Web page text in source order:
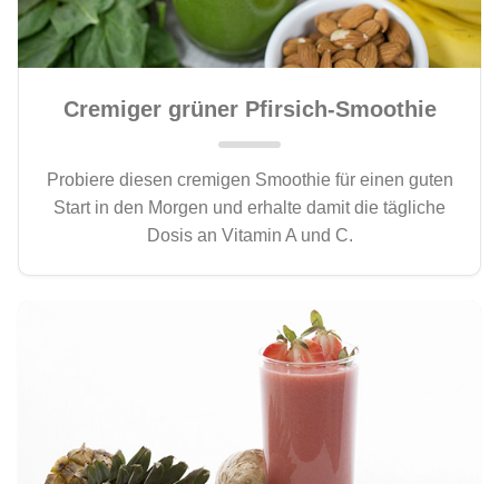
Cremiger grüner Pfirsich-Smoothie
Probiere diesen cremigen Smoothie für einen guten
Start in den Morgen und erhalte damit die tägliche
Dosis an Vitamin A und C.